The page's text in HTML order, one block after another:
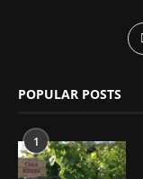
POPULAR POSTS
1